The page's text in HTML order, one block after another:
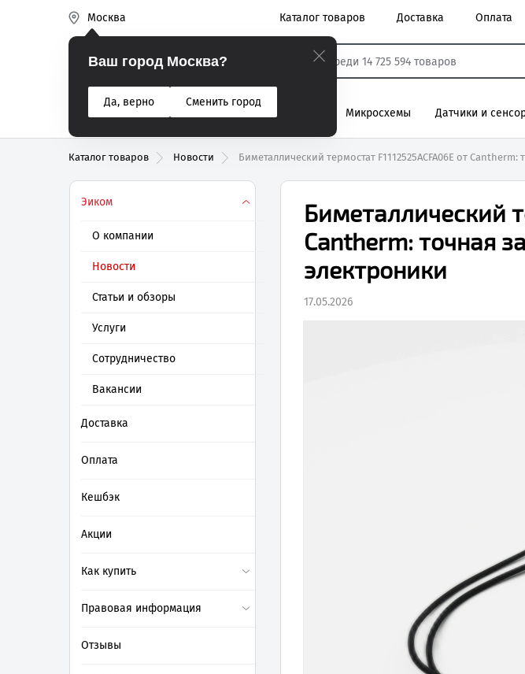
Москва Каталог товаров Доставка Оплата
Реле электромагнитные
Эиком
Ваш город Москва?
Да, верно
Сменить город
% Акции
Разъемы Вентиляторы Микросхемы Датчики и
Каталог товаров Новости Биметаллический термостат F1112525ACFA06E от
Биметаллический
Cantherm: точная
электроники
17.05.2026
Эиком
О компании
Новости
Статьи и обзоры
Услуги
Сотрудничество
Вакансии
Доставка
Оплата
Кешбэк
Акции
Как купить
Правовая информация
Отзывы